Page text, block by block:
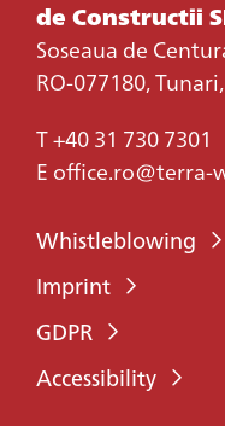
de Constructii
Soseaua de
RO-077180,
T+40 31 730 7301
E office.ro@terra-
Whistleblowing
Imprint
GDPR
Accessibility